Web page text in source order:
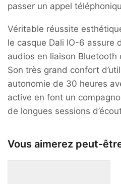
passer un appel
Véritable réussite
le casque Dali IO-6 assure
audios en liaison Bluetooth
Son très grand confort
autonomie de 30 heures
active en font un
de longues sessions
Vous aimerez peut-